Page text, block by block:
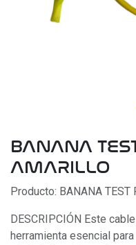
BANANA
AMARILLO
Producto: BANANA
DESCRIPCIÓN Este
herramienta esencial